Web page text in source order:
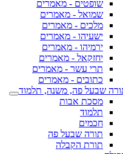
שופטים - מאמרים
שמואל - מאמרים
מלכים - מאמרים
ישעיהו - מאמרים
ירמיהו - מאמרים
יחזקאל - מאמרים
תרי עשר - מאמרים
כתובים - מאמרים
שבעל פה, משנה, תלמוד
מסכת אבות
תלמוד
חכמים
תורה שבעל פה
תורת הקבלה